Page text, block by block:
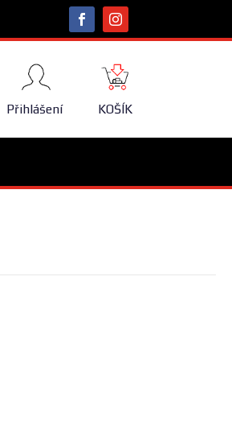
Přihlášení
NÁKUPNÍ
KOŠÍK
KOŠÍK